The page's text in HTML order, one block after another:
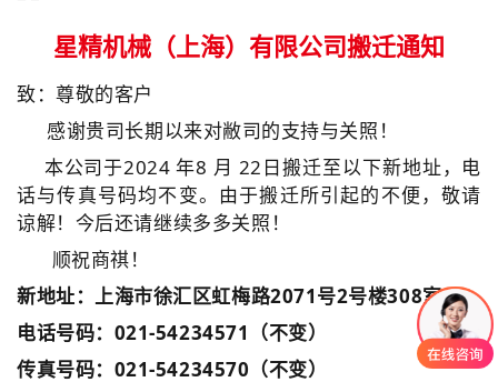
星精机械（上海）有限公司搬迁通知
致：尊敬的客户
感谢贵司长期以来对敝司的支持与关照！
本公司于2024 年8 月 22日搬迁至以下新地址，电
话与传真号码均不变。由于搬迁所引起的不便，敬请
谅解！ 今后还请继续多多关照！
顺祝商祺！
新地址：上海市徐汇区虹梅路2071号2号楼308室
电话号码：021-54234571（不变）
传真号码：021-54234570（不变）